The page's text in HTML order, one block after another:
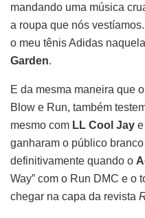
mandando uma música
a roupa que nós
o meu tênis Adidas
Garden.
E da mesma maneira que
Blow e Run, também
mesmo com LL Cool Jay
ganharam o público
definitivamente quando o
Way” com o Run DMC e o
chegar na capa da revista